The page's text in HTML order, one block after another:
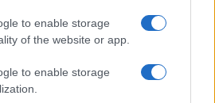
to enable storage
of the website or app.
to enable storage